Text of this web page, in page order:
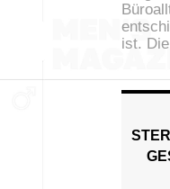
ist.